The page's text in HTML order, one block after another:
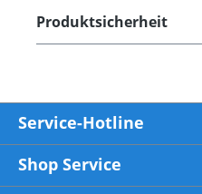
Produktsicherheit
Service-Hotline
Shop Service